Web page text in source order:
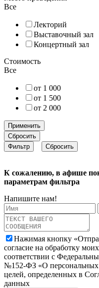
Все
Лекторий
Выставочный зал
Концертный зал
Стоимость
Все
от 1 000
от 1 500
от 2 000
Применить
Сбросить
К сожалению, в афише
параметрам фильтра
Напишите нам!
Нажимая кнопку
согласие на обработку
соответствии с
№152-ФЗ «О персональных
целей, определенных в
данных